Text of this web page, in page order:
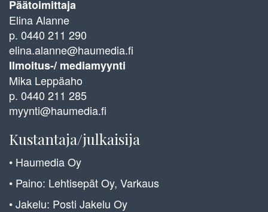
Päätoimittaja
Elina Alanne
p. 0440 211 290
elina.alanne@haumedia.fi
Ilmoitus-/ mediamyynti
Mika Leppäaho
p. 0440 211 285
myynti@haumedia.fi
Kustantaja/julkaisija
• Haumedia Oy
• Paino: Lehtisepät Oy, Varkaus
• Jakelu: Posti Jakelu Oy